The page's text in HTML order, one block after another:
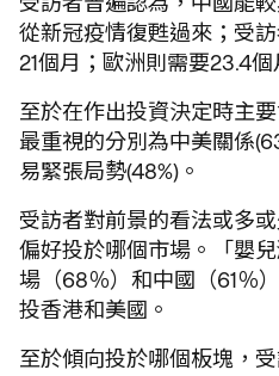
從新冠疫情復甦過來；受
21個月；歐洲則需要23.4個
至於在作出投資決定時主
最重視的分別為中美關係
易緊張局勢(48%)。
受訪者對前景的看法或多
偏好投於哪個市場。「嬰
場（68％）和中國（61％
投香港和美國。
至於傾向投於哪個板塊，